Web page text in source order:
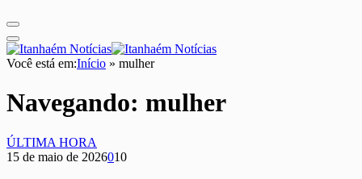
Você está em:Início » mulher
Navegando: mulher
ÚLTIMA HORA
15 de maio de 2026010